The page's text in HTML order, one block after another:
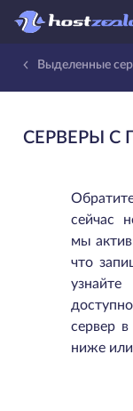
Выделенные
СЕРВЕРЫ С
сейчас
мы
что
сервер
ниже или